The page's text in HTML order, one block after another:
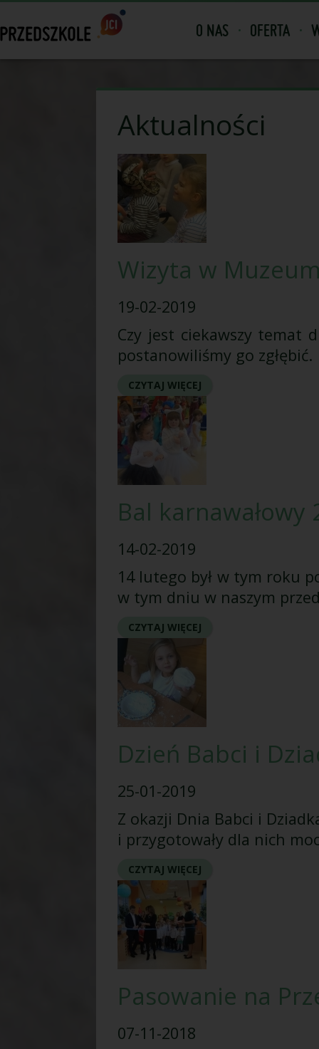
O NAS OFERTA
Aktualności
Wizyta w
19-02-2019
Czy jest ciekawszy temat
postanowiliśmy go zgłębić.
CZYTAJ WIĘCEJ
Bal karnawałowy
14-02-2019
14 lutego był w tym roku
w tym dniu w naszym
CZYTAJ WIĘCEJ
Dzień Babci i
25-01-2019
Z okazji Dnia Babci i
i przygotowały dla nich
CZYTAJ WIĘCEJ
Pasowanie na
07-11-2018